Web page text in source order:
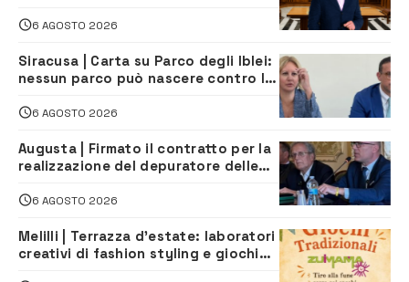
6 AGOSTO 2026
Siracusa | Carta su Parco degli Iblei:
nessun parco può nascere contro le
6 AGOSTO 2026
Augusta | Firmato il contratto per la
realizzazione del depuratore delle
6 AGOSTO 2026
Melilli | Terrazza d’estate: laboratori
creativi di fashion styling e giochi